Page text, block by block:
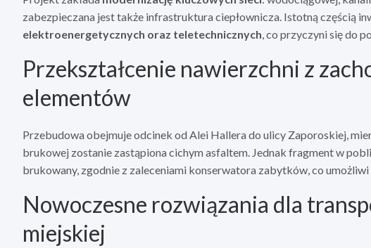
zabezpieczana jest także infrastruktura ciepłownicza. Istotną częścią
elektroenergetycznych oraz teletechnicznych, co przyczyni się do
Przekształcenie nawierzchni z
elementów
Przebudowa obejmuje odcinek od Alei Hallera do ulicy Zaporoskiej,
brukowej zostanie zastąpiona cichym asfaltem. Jednak fragment w
brukowany, zgodnie z zaleceniami konserwatora zabytków, co
Nowoczesne rozwiązania dla
miejskiej